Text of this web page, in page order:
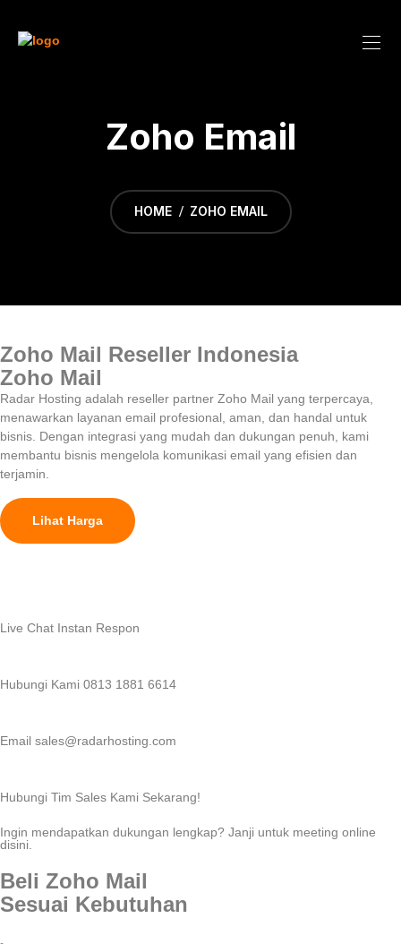
Zoho Email
HOME ZOHO EMAIL
Zoho Mail Reseller Indonesia
Zoho Mail
Radar Hosting adalah reseller partner Zoho Mail yang terpercaya,
menawarkan layanan email profesional, aman, dan handal untuk
bisnis. Dengan integrasi yang mudah dan dukungan penuh, kami
membantu bisnis mengelola komunikasi email yang efisien dan
terjamin.
Lihat Harga
Live Chat Instan Respon
Hubungi Kami 0813 1881 6614
Email sales@radarhosting.com
Hubungi Tim Sales Kami Sekarang!
Ingin mendapatkan dukungan lengkap? Janji untuk meeting online
disini.
Beli Zoho Mail
Sesuai Kebutuhan